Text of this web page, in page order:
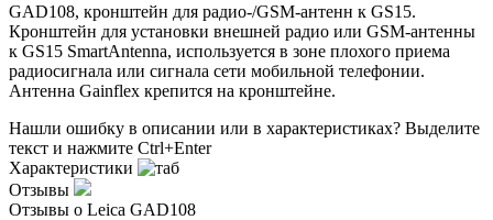
GAD108, кронштейн для радио-/GSM-антенн к GS15.
Кронштейн для установки внешней радио или GSM-антенны
к GS15 SmartAntenna, используется в зоне плохого приема
радиосигнала или сигнала сети мобильной телефонии.
Антенна Gainflex крепится на кронштейне.
Нашли ошибку в описании или в характеристиках? Выделите
текст и нажмите Ctrl+Enter
Характеристики
Отзывы
Отзывы о Leica GAD108